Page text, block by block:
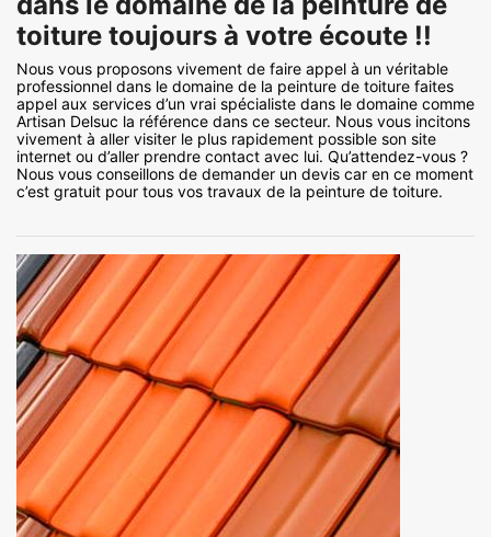
toiture toujours à votre écoute !!
Nous vous proposons vivement de faire appel à un véritable
professionnel dans le domaine de la peinture de toiture faites
appel aux services d’un vrai spécialiste dans le domaine comme
Artisan Delsuc la référence dans ce secteur. Nous vous incitons
vivement à aller visiter le plus rapidement possible son site
internet ou d’aller prendre contact avec lui. Qu’attendez-vous ?
Nous vous conseillons de demander un devis car en ce moment
c’est gratuit pour tous vos travaux de la peinture de toiture.